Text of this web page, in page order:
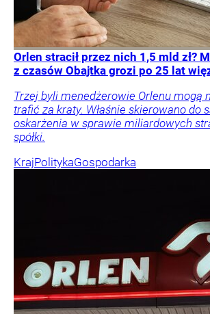
Orlen stracił przez nich 1,5 mld zł?
z czasów Obajtka grozi po 25 lat
Trzej byli menedżerowie Orlenu mogą
trafić za kraty. Właśnie skierowano do
oskarżenia w sprawie miliardowych
spółki.
KrajPolitykaGospodarka